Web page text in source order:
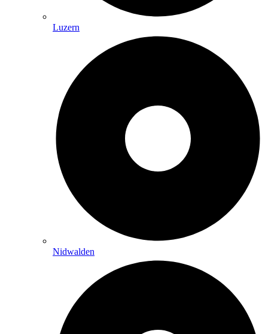
Luzern
Nidwalden